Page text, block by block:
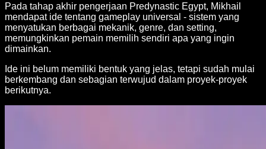
Pada tahap akhir pengerjaan Predynastic Egypt, Mikhail
mendapat ide tentang gameplay universal - sistem yang
menyatukan berbagai mekanik, genre, dan setting,
memungkinkan pemain memilih sendiri apa yang ingin
dimainkan.
Ide ini belum memiliki bentuk yang jelas, tetapi sudah mulai
berkembang dan sebagian terwujud dalam proyek-proyek
berikutnya.